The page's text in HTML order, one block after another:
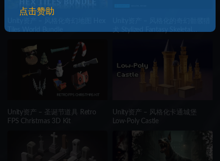
Unity资产 – 圣诞节道具 Retro
FPS Christmas 3D Kit
Unity资产 – 风格化卡通城堡
Low-Poly Castle
点击赞助